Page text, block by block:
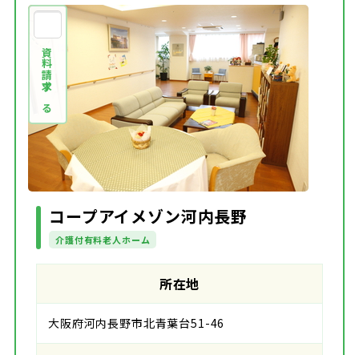
資料請求する
コープアイメゾン河内長野
介護付有料老人ホーム
所在地
大阪府河内長野市北青葉台51-46